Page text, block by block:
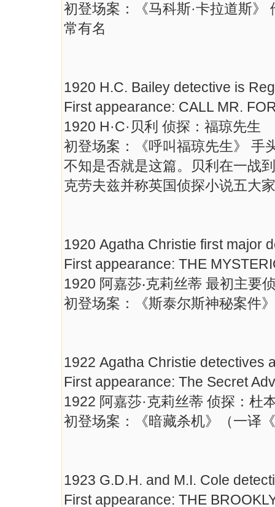
初登场案：《马科斯·卡拉道斯
常有名
1920 H.C. Bailey detective is
First appearance: CALL MR.
1920 H·C·贝利 侦探：福琼先生
初登场案：《呼叫福琼先生》 手
不知是否就是这篇。贝利在一战
克劳夫兹并称英国侦探小说五大
1920 Agatha Christie first major
First appearance: THE
1920 阿嘉莎‧克莉丝蒂 最初主要
初登场案：《斯泰尔斯神秘案件》
1922 Agatha Christie detectives
First appearance: The Secret
1922 阿嘉莎·克莉丝蒂 侦探：杜
初登场案：《暗藏杀机》（一译
1923 G.D.H. and M.I. Cole
First appearance: THE